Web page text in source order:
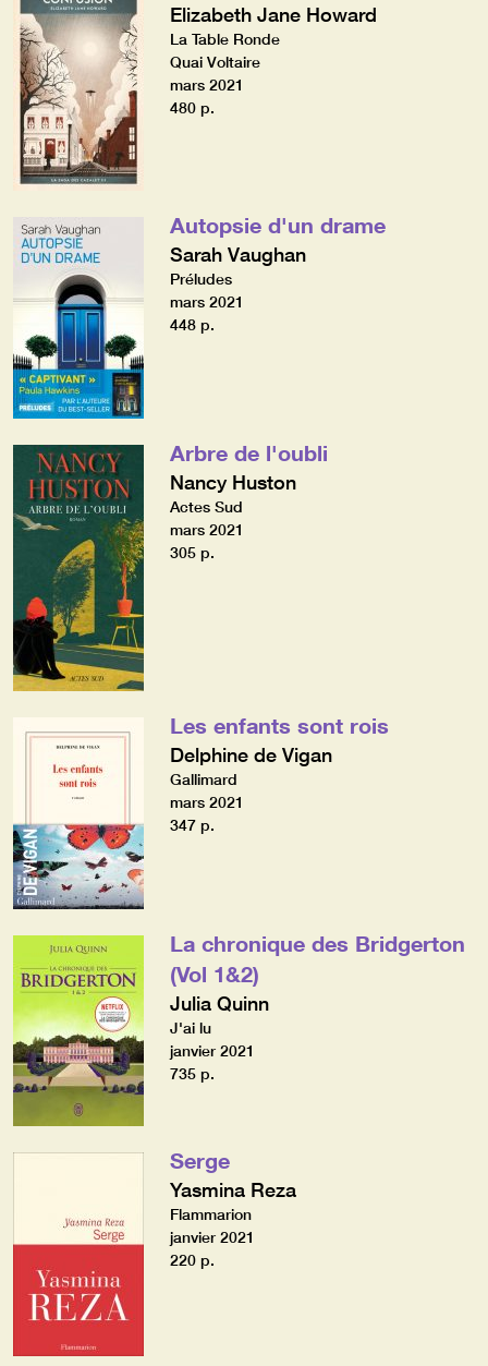
Elizabeth Jane Howard
La Table Ronde
Quai Voltaire
mars 2021
480 p.
Autopsie d'un drame
Sarah Vaughan
Préludes
mars 2021
448 p.
Arbre de l'oubli
Nancy Huston
Actes Sud
mars 2021
305 p.
Les enfants sont rois
Delphine de Vigan
Gallimard
mars 2021
347 p.
La chronique des Bridgerton
(Vol 1&2)
Julia Quinn
J'ai lu
janvier 2021
735 p.
Serge
Yasmina Reza
Flammarion
janvier 2021
220 p.